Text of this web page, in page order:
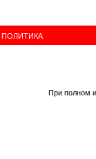
При полном